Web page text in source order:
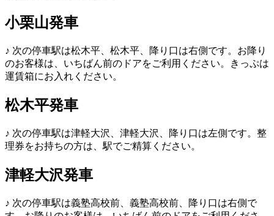
小栗山発車
♪ 次の停車駅は松木平、松木平、降り口は右側です。お降り
のお客様は、いちばん前のドアをご利用ください。きっぷは
運賃箱にお入れください。
松木平発車
♪ 次の停車駅は津軽大沢、津軽大沢、降り口は左側です。整
理券をお持ちの方は、駅でご精算ください。
津軽大沢発車
♪ 次の停車駅は義塾高校前、義塾高校前、降り口は右側で